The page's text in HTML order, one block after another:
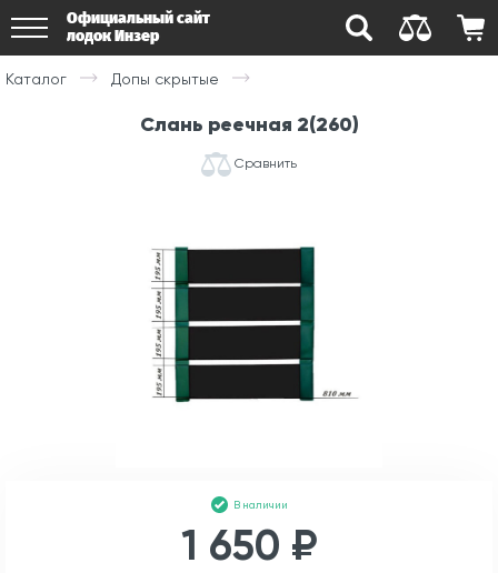
Официальный сайт
лодок Инзер
Каталог Допы скрытые
Слань реечная 2(260)
Сравнить
В наличии
1 650 ₽